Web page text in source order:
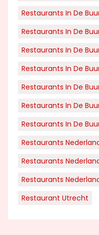
Restaurants In De
Restaurants In De
Restaurants In De
Restaurants In De
Restaurants In De
Restaurants In De
Restaurants In De
Restaurants
Restaurants
Restaurants
Restaurant Utrecht